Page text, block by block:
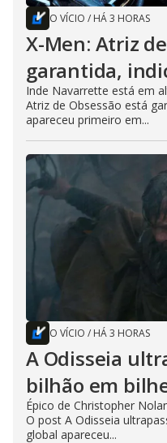
O VÍCIO / HÁ 3 HORAS
X-Men: Atriz
garantida,
Inde Navarrette está em
Atriz de Obsessão está
apareceu primeiro em...
O VÍCIO / HÁ 3 HORAS
A Odisseia
bilhão em
Épico de Christopher
O post A Odisseia
global apareceu...